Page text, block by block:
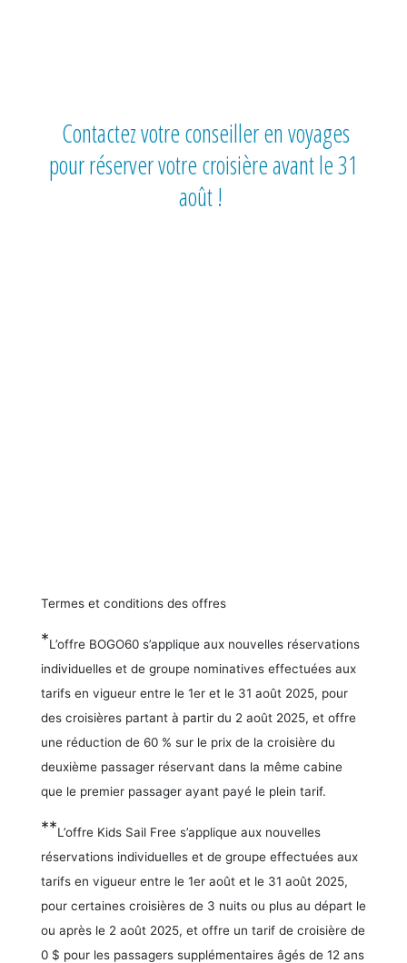
Contactez votre conseiller en voyages
pour réserver votre croisière avant le 31
août !
Termes et conditions des offres
*L’offre BOGO60 s’applique aux nouvelles réservations
individuelles et de groupe nominatives effectuées aux
tarifs en vigueur entre le 1er et le 31 août 2025, pour
des croisières partant à partir du 2 août 2025, et offre
une réduction de 60 % sur le prix de la croisière du
deuxième passager réservant dans la même cabine
que le premier passager ayant payé le plein tarif.
**L’offre Kids Sail Free s’applique aux nouvelles
réservations individuelles et de groupe effectuées aux
tarifs en vigueur entre le 1er août et le 31 août 2025,
pour certaines croisières de 3 nuits ou plus au départ le
ou après le 2 août 2025, et offre un tarif de croisière de
0 $ pour les passagers supplémentaires âgés de 12 ans